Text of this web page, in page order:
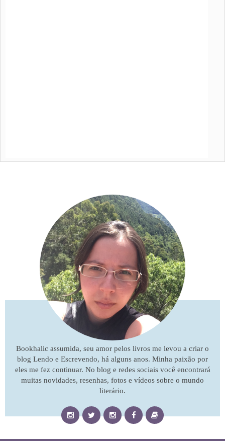
Bookhalic assumida, seu amor pelos livros me levou a criar o
blog Lendo e Escrevendo, há alguns anos. Minha paixão por
eles me fez continuar. No blog e redes sociais você encontrará
muitas novidades, resenhas, fotos e vídeos sobre o mundo
literário.